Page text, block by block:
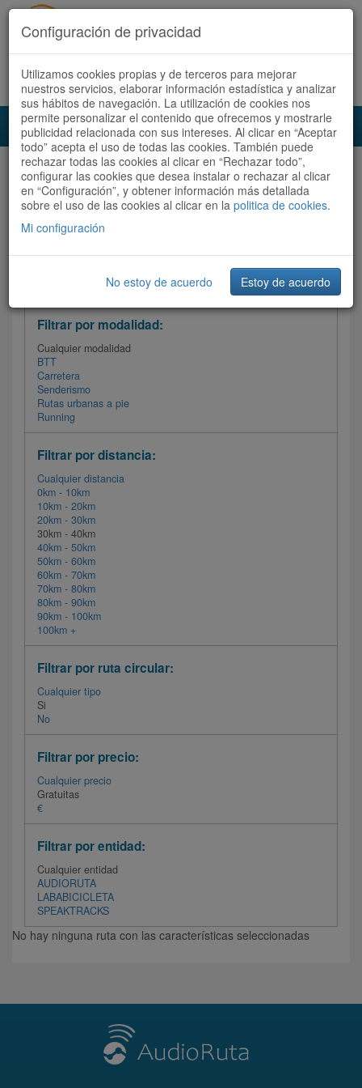
Acceder Registrate ahora Español | Català
Audioruta Todas las rutas
Todas las rutas Ordenar por:Más recientes
Filtrar las rutas
Filtrar por modalidad:
Cualquier modalidad
BTT
Carretera
Senderismo
Rutas urbanas a pie
Running
Filtrar por distancia:
Cualquier distancia
0km - 10km
10km - 20km
20km - 30km
30km - 40km
40km - 50km
50km - 60km
60km - 70km
70km - 80km
80km - 90km
90km - 100km
100km +
Filtrar por ruta circular:
Cualquier tipo
Si
No
Filtrar por precio:
Cualquier precio
Gratuitas
€
Filtrar por entidad:
Cualquier entidad
AUDIORUTA
LABABICICLETA
SPEAKTRACKS
No hay ninguna ruta con las características seleccionadas
Configuración de privacidad
Utilizamos cookies propias y de terceros para mejorar
nuestros servicios, elaborar información estadística y analizar
sus hábitos de navegación. La utilización de cookies nos
permite personalizar el contenido que ofrecemos y mostrarle
publicidad relacionada con sus intereses. Al clicar en “Aceptar
todo” acepta el uso de todas las cookies. También puede
rechazar todas las cookies al clicar en “Rechazar todo”,
configurar las cookies que desea instalar o rechazar al clicar
en “Configuración”, y obtener información más detallada
sobre el uso de las cookies al clicar en la politica de cookies.
Mi configuración
No estoy de acuerdo Estoy de acuerdo